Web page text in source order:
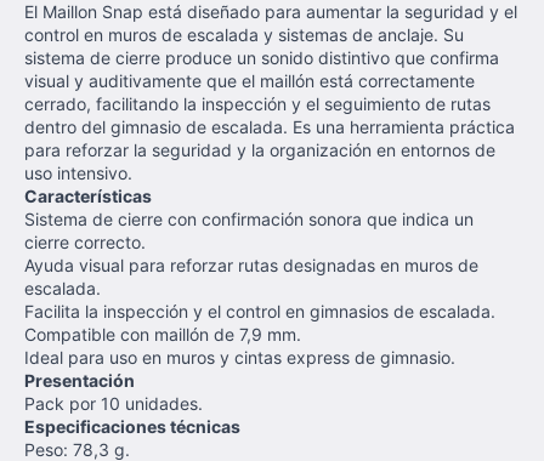
El Maillon Snap está diseñado para aumentar la seguridad y el
control en muros de escalada y sistemas de anclaje. Su
sistema de cierre produce un sonido distintivo que confirma
visual y auditivamente que el maillón está correctamente
cerrado, facilitando la inspección y el seguimiento de rutas
dentro del gimnasio de escalada. Es una herramienta práctica
para reforzar la seguridad y la organización en entornos de
uso intensivo.
Características
Sistema de cierre con confirmación sonora que indica un
cierre correcto.
Ayuda visual para reforzar rutas designadas en muros de
escalada.
Facilita la inspección y el control en gimnasios de escalada.
Compatible con maillón de 7,9 mm.
Ideal para uso en muros y cintas express de gimnasio.
Presentación
Pack por 10 unidades.
Especificaciones técnicas
Peso: 78,3 g.